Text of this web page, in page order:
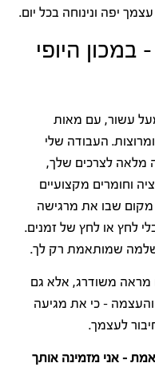
יפה ונינוחה בכל יום.
במכון היופי
עשור, עם מאות
העבודה שלי
לצרכים שלך,
וחומרים מקצועיים
מקום שבו את מרגישה
לחץ או לחץ של זמנים.
שלמה שמותאמת רק לך.
משודרג, אלא גם
– כי את מגיעה
לעצמך.
– אני מזמינה אותך